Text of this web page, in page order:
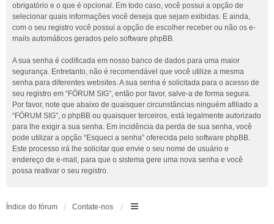
obrigatório e o que é opcional. Em todo caso, você possui a opção de
selecionar quais informações você deseja que sejam exibidas. E ainda,
com o seu registro você possui a opção de escolher receber ou não os e-
mails automáticos gerados pelo software phpBB.
A sua senha é codificada em nosso banco de dados para uma maior
segurança. Entretanto, não é recomendável que você utilize a mesma
senha para diferentes websites. A sua senha é solicitada para o acesso de
seu registro em “FÓRUM SIG”, então por favor, salve-a de forma segura.
Por favor, note que abaixo de quaisquer circunstâncias ninguém afiliado a
“FÓRUM SIG”, o phpBB ou quaisquer terceiros, está legalmente autorizado
para lhe exigir a sua senha. Em incidência da perda de sua senha, você
pode utilizar a opção “Esqueci a senha” oferecida pelo software phpBB.
Este processo irá lhe solicitar que envie o seu nome de usuário e
endereço de e-mail, para que o sistema gere uma nova senha e você
possa reativar o seu registro.
Índice do fórum Contate-nos